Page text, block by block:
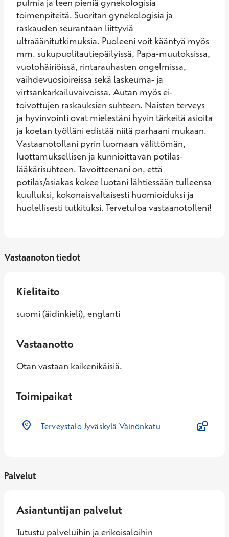
toimenpiteitä. Suoritan gynekologisia ja
raskauden seurantaan liittyviä
ultraäänitutkimuksia. Puoleeni voit kääntyä myös
mm. sukupuolitautiepäilyissä, Papa-muutoksissa,
vuotohäiriöissä, rintarauhasten ongelmissa,
vaihdevuosioireissa sekä laskeuma- ja
virtsankarkailuvaivoissa. Autan myös ei-
toivottujen raskauksien suhteen. Naisten terveys
ja hyvinvointi ovat mielestäni hyvin tärkeitä asioita
ja koetan työlläni edistää niitä parhaani mukaan.
Vastaanotollani pyrin luomaan välittömän,
luottamuksellisen ja kunnioittavan potilas-
lääkärisuhteen. Tavoitteenani on, että
potilas/asiakas kokee luotani lähtiessään tulleensa
kuulluksi, kokonaisvaltaisesti huomioiduksi ja
huolellisesti tutkituksi. Tervetuloa vastaanotolleni!
Vastaanoton tiedot
Kielitaito
suomi (äidinkieli), englanti
Vastaanotto
Otan vastaan kaikenikäisiä.
Toimipaikat
Terveystalo Jyväskylä Väinönkatu
Palvelut
Asiantuntijan palvelut
Tutustu palveluihin ja erikoisaloihin